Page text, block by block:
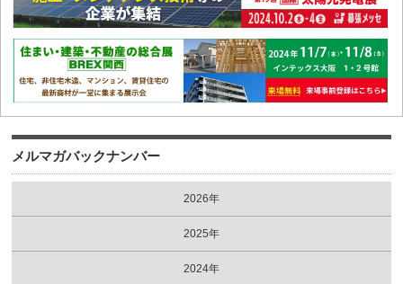
メルマガバックナンバー
2026年
2025年
2024年